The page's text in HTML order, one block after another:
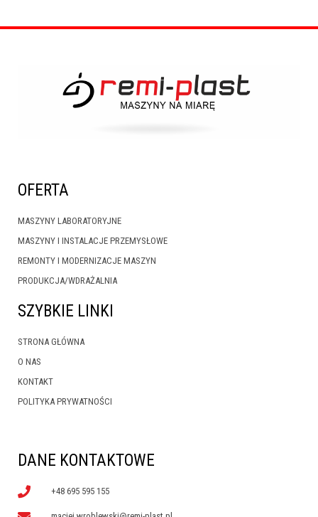
OFERTA
MASZYNY LABORATORYJNE
MASZYNY I INSTALACJE PRZEMYSŁOWE
REMONTY I MODERNIZACJE MASZYN
PRODUKCJA/WDRAŻALNIA
SZYBKIE LINKI
STRONA GŁÓWNA
O NAS
KONTAKT
POLITYKA PRYWATNOŚCI
DANE KONTAKTOWE
+48 695 595 155